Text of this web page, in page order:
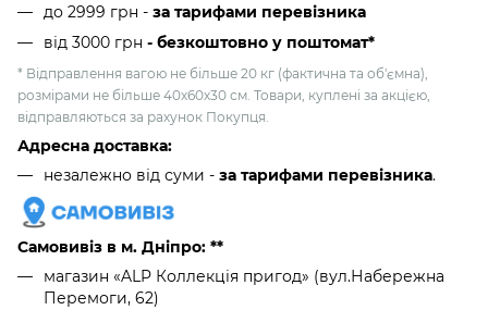
до 2999 грн - за тарифами перевізника
від 3000 грн - безкоштовно у поштомат*
* Відправлення вагою не більше 20 кг (фактична та об'ємна),
розмірами не більше 40х60х30 см. Товари, куплені за акцією,
відправляються за рахунок Покупця.
Адресна доставка:
незалежно від суми - за тарифами перевізника.
Самовивіз в м. Дніпро: **
магазин «ALP Коллекція пригод» (вул.Набережна
Перемоги, 62)